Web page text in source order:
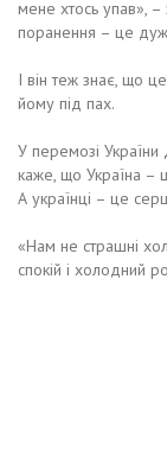
мене хтось упав»,
поранення – це
І він теж знає, що
йому під пах.
У перемозі України
каже, що Україна –
А українці – це
«Нам не страшні
спокій і холодний